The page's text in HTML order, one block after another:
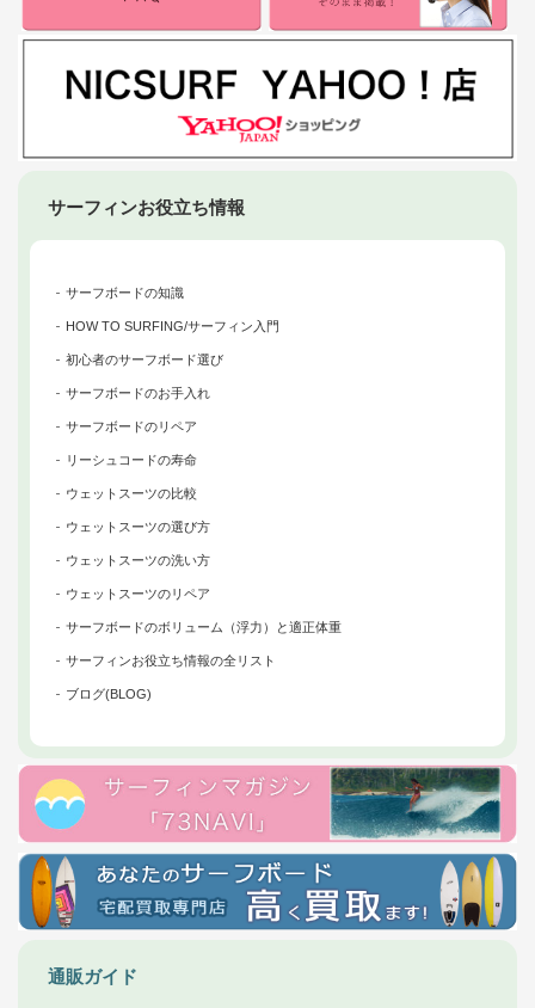
サーフィンお役立ち情報
サーフボードの知識
HOW TO SURFING/サーフィン入門
初心者のサーフボード選び
サーフボードのお手入れ
サーフボードのリペア
リーシュコードの寿命
ウェットスーツの比較
ウェットスーツの選び方
ウェットスーツの洗い方
ウェットスーツのリペア
サーフボードのボリューム（浮力）と適正体重
サーフィンお役立ち情報の全リスト
ブログ(BLOG)
通販ガイド